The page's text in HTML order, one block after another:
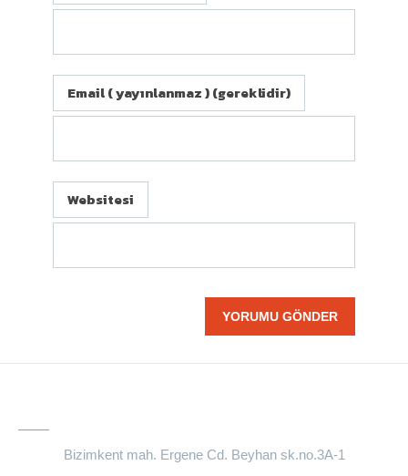
Email ( yayınlanmaz ) (gereklidir)
Websitesi
Bizimkent mah. Ergene Cd. Beyhan sk.no.3A-1